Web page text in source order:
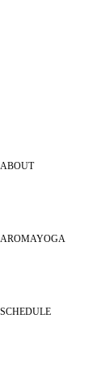
ABOUT
AROMAYOGA
SCHEDULE